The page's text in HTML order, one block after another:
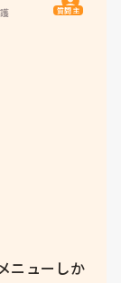
質問主
ニューしか